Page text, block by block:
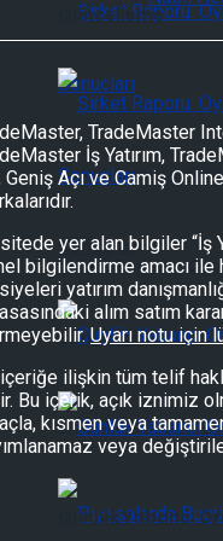
Şirket Raporu:
Sonuçları
Günlük Yabancı
Güncelleme
Şirket Raporu:
Sonuçları
Günlük Yabancı
TradeMaster
İş Yatırım,
Geniş Açı ve Camiş
yer alan bilgiler “İş
bilgilendirme amacı ile
yatırım
alım satım
Uyarı notu için
ilişkin tüm telif
Bu içerik, açık iznimiz
kısmen veya
veya